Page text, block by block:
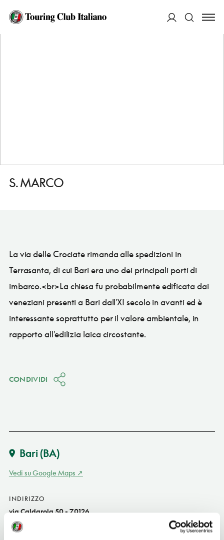
HOME
S. MARCO
La via delle Crociate rimanda alle spedizioni in
Terrasanta, di cui Bari era uno dei principali porti di
imbarco.<br>La chiesa fu probabilmente edificata dai
veneziani presenti a Bari dall'XI secolo in avanti ed è
interessante soprattutto per il valore ambientale, in
rapporto all'edilizia laica circostante.
CONDIVIDI
Bari(BA)
Vedi su Google Maps
INDIRIZZO
via Caldarola 50 - 70126
Bari (BA)
Puglia